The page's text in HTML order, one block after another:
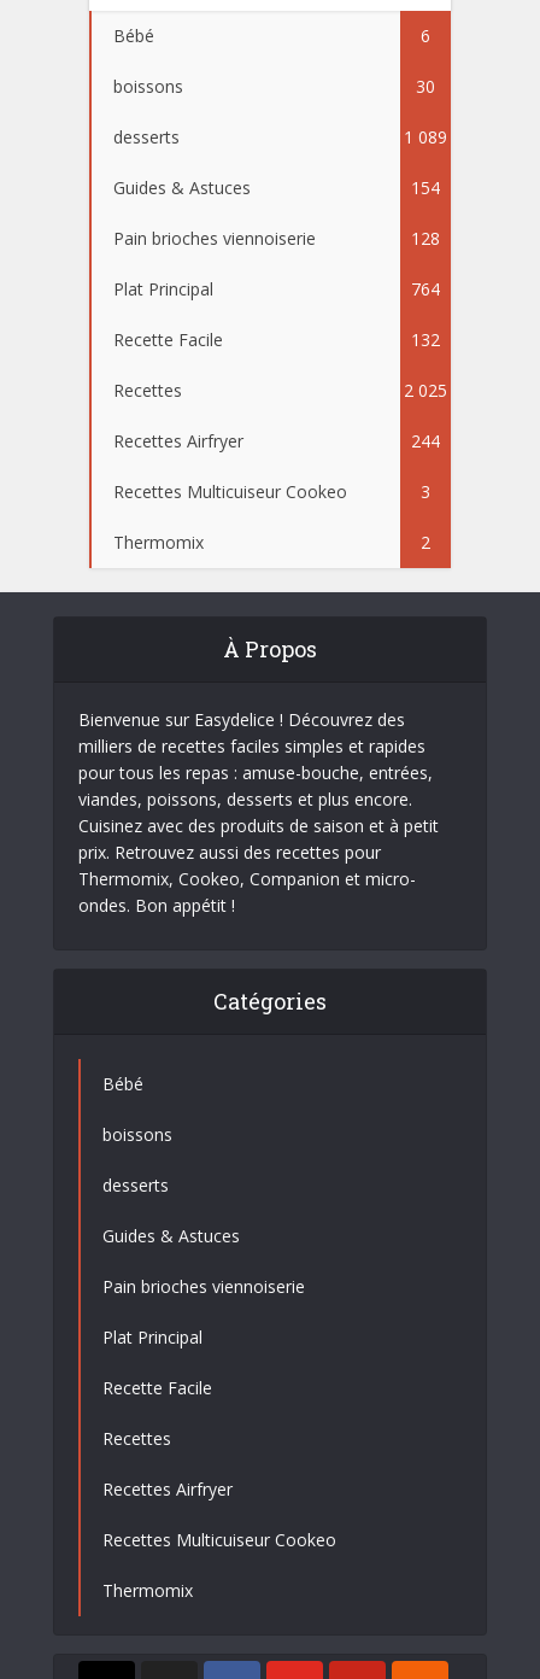
Bébé 6
boissons 30
desserts 1 089
Guides & Astuces 154
Pain brioches viennoiserie 128
Plat Principal 764
Recette Facile 132
Recettes 2 025
Recettes Airfryer 244
Recettes Multicuiseur Cookeo 3
Thermomix 2
À Propos
Bienvenue sur Easydelice ! Découvrez des
milliers de recettes faciles simples et rapides
pour tous les repas : amuse-bouche, entrées,
viandes, poissons, desserts et plus encore.
Cuisinez avec des produits de saison et à petit
prix. Retrouvez aussi des recettes pour
Thermomix, Cookeo, Companion et micro-
ondes. Bon appétit !
Catégories
Bébé
boissons
desserts
Guides & Astuces
Pain brioches viennoiserie
Plat Principal
Recette Facile
Recettes
Recettes Airfryer
Recettes Multicuiseur Cookeo
Thermomix